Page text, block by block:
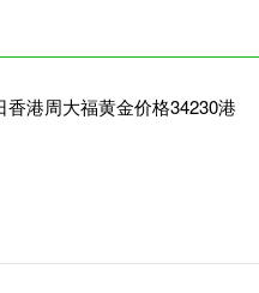
香港周大福黄金价格34230港